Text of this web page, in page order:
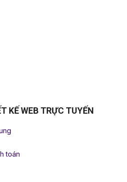
KẾ WEB TRỰC TUYẾN
toán